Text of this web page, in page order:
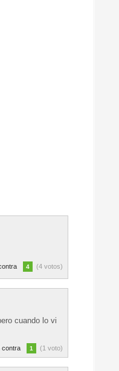
4 (4 votos)
cuando lo vi
contra 1 (1 voto)